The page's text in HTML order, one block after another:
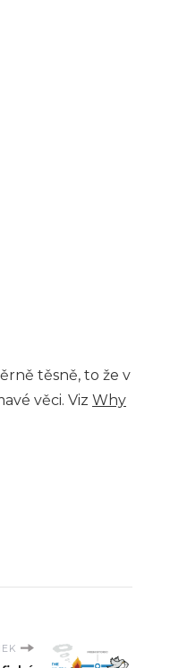
těsně, to že v
věci. Viz Why